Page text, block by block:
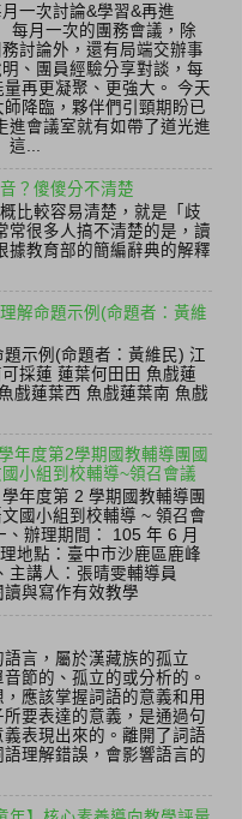
月一次討論&學習&再進
每月一次的團務會議，除
務討論外，還有局端交辦事
、團員經驗分享對談，每
再更凝聚、更強大。 今天
降臨，夥伴們引頸期盼已
進會議室就有如帶了道光進
這...
？傻傻分不清楚
比較容易清楚，就是「歧
常很多人搞不清楚的是，讀
據教育部的簡編辭典的解釋
解命題示例(命題者：黃維
題示例(命題者：黃維民) 江
採蓮 蓮葉何田田 魚戲蓮
戲蓮葉西 魚戲蓮葉南 魚戲
年度第2學期國教輔導團國
小組到校輔導~領召會議
年度第 2 學期國教輔導團
文國小組到校輔導 ~ 領召會
、辦理期間： 105 年 6 月
地點：臺中市沙鹿區鹿峰
主講人：張晴雯輔導員
與寫作有效教學
言，屬於漢藏族的孤立
節的、孤立的或分析的。
應該掌握詞語的意義和用
要表達的意義，是通過句
表現出來的。離開了詞語
理解錯誤，會影響語言的